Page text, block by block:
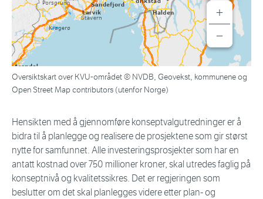
+
−
Oversiktskart over KVU-området © NVDB, Geovekst, kommunene og
Open Street Map contributors (utenfor Norge)
Hensikten med å gjennomføre konseptvalgutredninger er å
bidra til å planlegge og realisere de prosjektene som gir størst
nytte for samfunnet. Alle investeringsprosjekter som har en
antatt kostnad over 750 millioner kroner, skal utredes faglig på
konseptnivå og kvalitetssikres. Det er regjeringen som
beslutter om det skal planlegges videre etter plan- og